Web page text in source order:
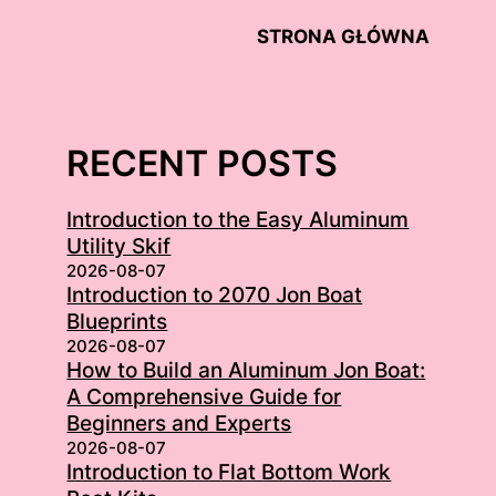
STRONA GŁÓWNA
RECENT POSTS
Introduction to the Easy Aluminum
Utility Skif
2026-08-07
Introduction to 2070 Jon Boat
Blueprints
2026-08-07
How to Build an Aluminum Jon Boat:
A Comprehensive Guide for
Beginners and Experts
2026-08-07
Introduction to Flat Bottom Work